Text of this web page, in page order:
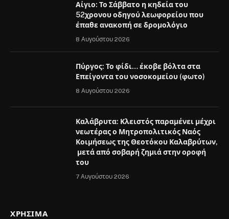
Αίγιο: Το Σάββατο η κηδεία του
52χρονου οδηγού λεωφορείου που
έπαθε ανακοπή σε δρομολόγιο
8 Αυγούστου 2026
Πύργος: Το φίδι… έκοβε βόλτα στα
Επείγοντα του νοσοκομείου (φωτο)
8 Αυγούστου 2026
Καλάβρυτα: Κλειστός παραμένει μέχρι
νεωτέρας ο Μητροπολιτικός Ναός
Κοιμήσεως της Θεοτόκου Καλαβρύτων,
μετά από σοβαρή ζημιά στην οροφή
του
7 Αυγούστου 2026
ΧΡΉΣΙΜΑ